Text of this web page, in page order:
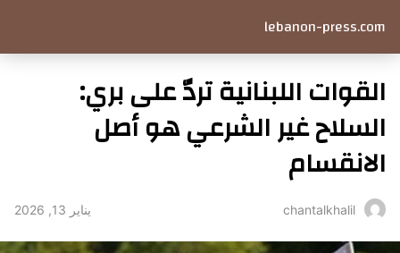
lebanon-press.com
القوات اللبنانية تردّ على بري:
السلاح غير الشرعي هو أصل
الانقسام
chantalkhalil يناير 13, 2026